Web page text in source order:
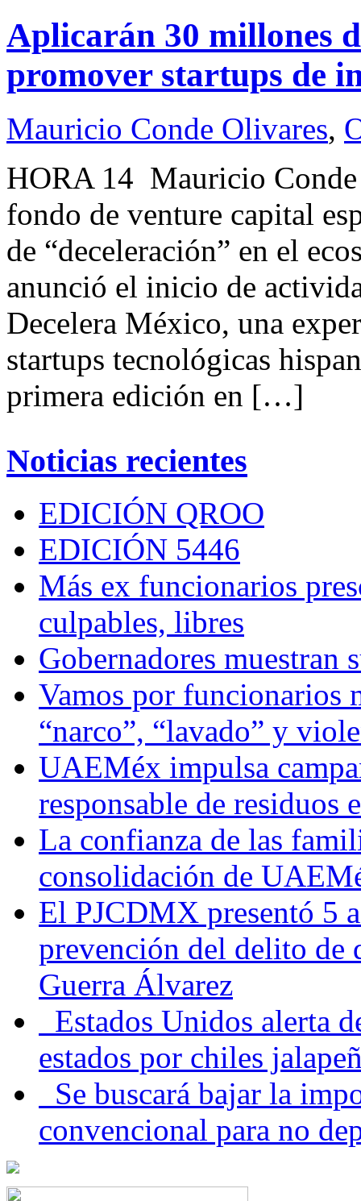
Aplicarán 30 millones
promover startups de
Mauricio Conde Olivares,
HORA 14 Mauricio
fondo de venture capital
de “deceleración” en el
anunció el inicio de
Decelera México, una
startups tecnológicas
primera edición en […]
Noticias recientes
EDICIÓN QROO
EDICIÓN 5446
Más ex funcionarios
culpables, libres
Gobernadores muestran
Vamos por funcionarios
“narco”, “lavado” y
UAEMéx impulsa
responsable de residuos
La confianza de las
consolidación de
El PJCDMX presentó 5
prevención del delito de
Guerra Álvarez
Estados Unidos alerta
estados por chiles
Se buscará bajar la
convencional para no